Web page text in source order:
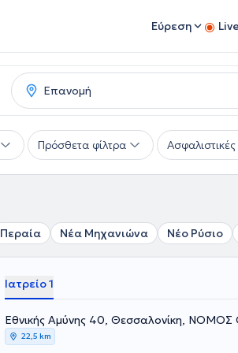
Εύρεση
Πρόσθετα φίλτρα Ασφαλιστικές
Περαία Νέα Μηχανιώνα Νέο Ρύσιο
Ιατρείο 1
Εθνικής Αμύνης 40, Θεσσαλονίκη,
22,5 km